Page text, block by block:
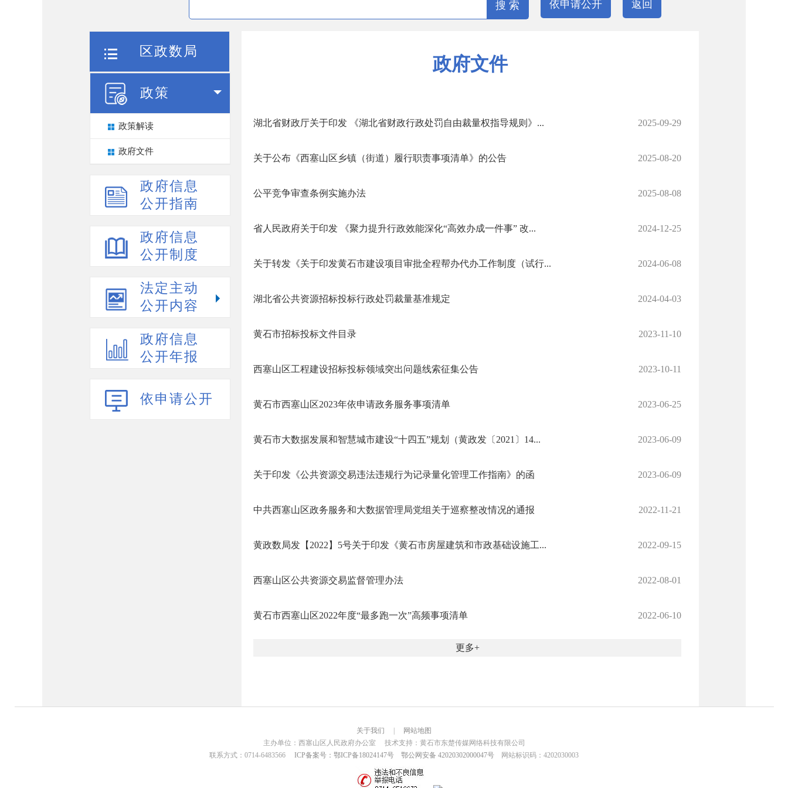
搜 索 依申请公开 返回
区政数局
政策
政策解读
政府文件
政府信息
公开指南
政府信息
公开制度
法定主动
公开内容
政府信息
公开年报
依申请公开
政府文件
2025-09-29
湖北省财政厅关于印发 《湖北省财政行政处罚自由裁量权指导规则》...
2025-08-20
关于公布《西塞山区乡镇（街道）履行职责事项清单》的公告
2025-08-08
公平竞争审查条例实施办法
2024-12-25
省人民政府关于印发 《聚力提升行政效能深化“高效办成一件事” 改...
2024-06-08
关于转发《关于印发黄石市建设项目审批全程帮办代办工作制度（试行...
2024-04-03
湖北省公共资源招标投标行政处罚裁量基准规定
2023-11-10
黄石市招标投标文件目录
2023-10-11
西塞山区工程建设招标投标领域突出问题线索征集公告
2023-06-25
黄石市西塞山区2023年依申请政务服务事项清单
2023-06-09
黄石市大数据发展和智慧城市建设“十四五”规划（黄政发〔2021〕14...
2023-06-09
关于印发《公共资源交易违法违规行为记录量化管理工作指南》的函
2022-11-21
中共西塞山区政务服务和大数据管理局党组关于巡察整改情况的通报
2022-09-15
黄政数局发【2022】5号关于印发《黄石市房屋建筑和市政基础设施工...
2022-08-01
西塞山区公共资源交易监督管理办法
2022-06-10
黄石市西塞山区2022年度“最多跑一次”高频事项清单
更多
关于我们
网站地图
主办单位：西塞山区人民政府办公室 技术支持：黄石市东楚传媒网络科技有限公司
联系方式：0714-6483566 ICP备案号：鄂ICP备18024147号 鄂公网安备 42020302000047号 网站标识码：4202030003